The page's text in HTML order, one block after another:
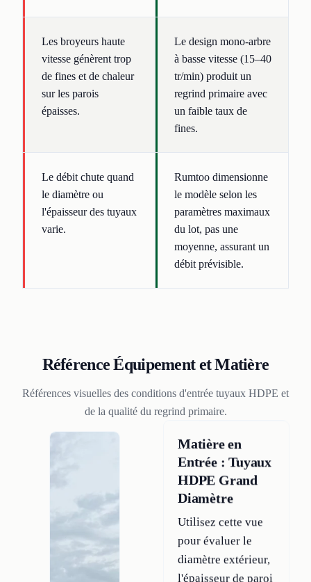
Les broyeurs haute
vitesse génèrent trop
de fines et de chaleur
sur les parois
épaisses.
Le design mono-arbre
à basse vitesse (15–40
tr/min) produit un
regrind primaire avec
un faible taux de
fines.
Le débit chute quand
le diamètre ou
l'épaisseur des tuyaux
varie.
Rumtoo dimensionne
le modèle selon les
paramètres maximaux
du lot, pas une
moyenne, assurant un
débit prévisible.
Référence Équipement et Matière
Références visuelles des conditions d'entrée tuyaux HDPE et
de la qualité du regrind primaire.
Matière en
Entrée : Tuyaux
HDPE Grand
Diamètre
Utilisez cette vue
pour évaluer le
diamètre extérieur,
l'épaisseur de paroi